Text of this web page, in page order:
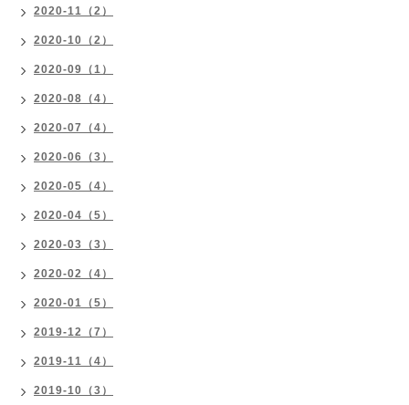
2020-11（2）
2020-10（2）
2020-09（1）
2020-08（4）
2020-07（4）
2020-06（3）
2020-05（4）
2020-04（5）
2020-03（3）
2020-02（4）
2020-01（5）
2019-12（7）
2019-11（4）
2019-10（3）